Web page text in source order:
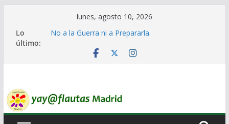
contenido
lunes, agosto 10, 2026
Lo
último:
No a la Guerra ni a Prepararla.
Ni un Euro para el Rearme. Ni un Voto para la